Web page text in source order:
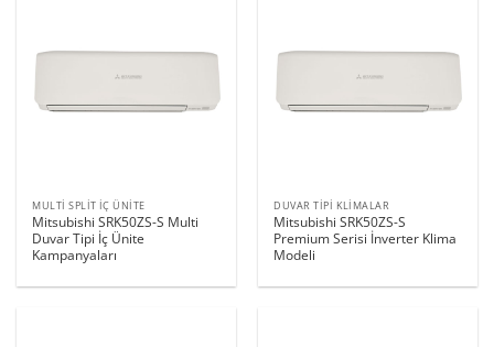
MULTI SPLIT İÇ ÜNITE
Mitsubishi SRK50ZS-S Multi
Duvar Tipi İç Ünite
Kampanyaları
DUVAR TIPI KLIMALAR
Mitsubishi SRK50ZS-S
Premium Serisi İnverter Klima
Modeli